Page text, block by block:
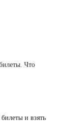
Что
и взять